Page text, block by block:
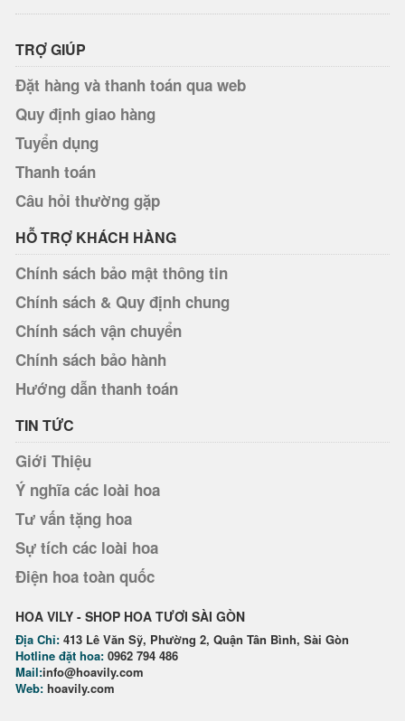
TRỢ GIÚP
Đặt hàng và thanh toán qua web
Quy định giao hàng
Tuyển dụng
Thanh toán
Câu hỏi thường gặp
HỖ TRỢ KHÁCH HÀNG
Chính sách bảo mật thông tin
Chính sách & Quy định chung
Chính sách vận chuyển
Chính sách bảo hành
Hướng dẫn thanh toán
TIN TỨC
Giới Thiệu
Ý nghĩa các loài hoa
Tư vấn tặng hoa
Sự tích các loài hoa
Điện hoa toàn quốc
HOA VILY - SHOP HOA TƯƠI SÀI GÒN
Địa Chỉ: 413 Lê Văn Sỹ, Phường 2, Quận Tân Bình, Sài Gòn
Hotline đặt hoa: 0962 794 486
Mail:info@hoavily.com
Web: hoavily.com